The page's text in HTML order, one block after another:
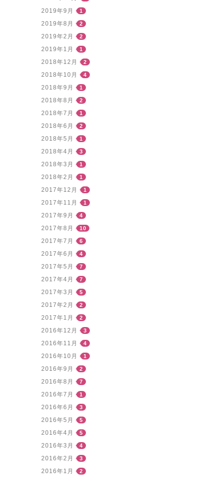
2019年9月 1
2019年8月 2
2019年2月 2
2019年1月 1
2018年12月 2
2018年10月 4
2018年9月 1
2018年8月 2
2018年7月 1
2018年6月 2
2018年5月 1
2018年4月 3
2018年3月 1
2018年2月 1
2017年12月 1
2017年11月 1
2017年9月 4
2017年8月 10
2017年7月 6
2017年6月 4
2017年5月 7
2017年4月 7
2017年3月 5
2017年2月 2
2017年1月 2
2016年12月 3
2016年11月 4
2016年10月 1
2016年9月 2
2016年8月 7
2016年7月 1
2016年6月 3
2016年5月 5
2016年4月 5
2016年3月 4
2016年2月 3
2016年1月 2